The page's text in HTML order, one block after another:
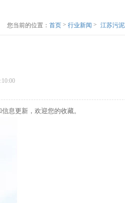
您当前的位置： 首页 > 行业新闻 > 江苏污
息更新，欢迎您的收藏。